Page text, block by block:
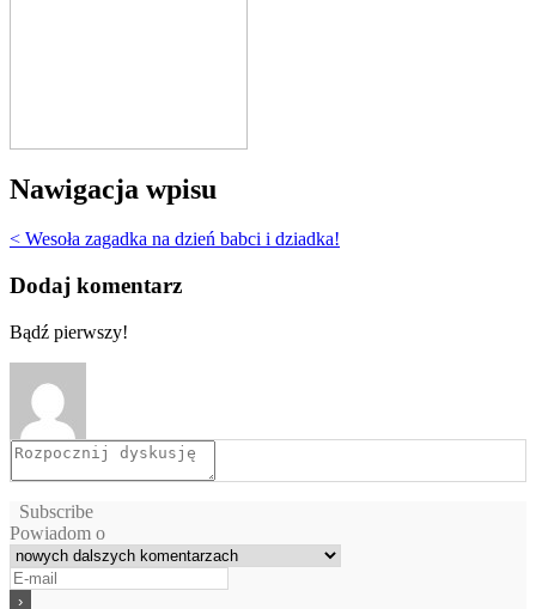
Nawigacja wpisu
< Wesoła zagadka na dzień babci i dziadka!
Dodaj komentarz
Bądź pierwszy!
Subscribe
Powiadom o